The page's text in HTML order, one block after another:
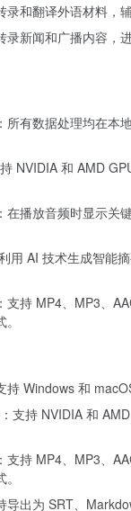
录和翻译外语材料，
录新闻和广播内容，
：所有数据处理均在本
持 NVIDIA 和 AMD
在播放音频时显示关
利用 AI 技术生成智能
：支持 MP4、MP3、
持 Windows 和
：支持 NVIDIA 和
：支持 MP4、MP3、
导出为 SRT、